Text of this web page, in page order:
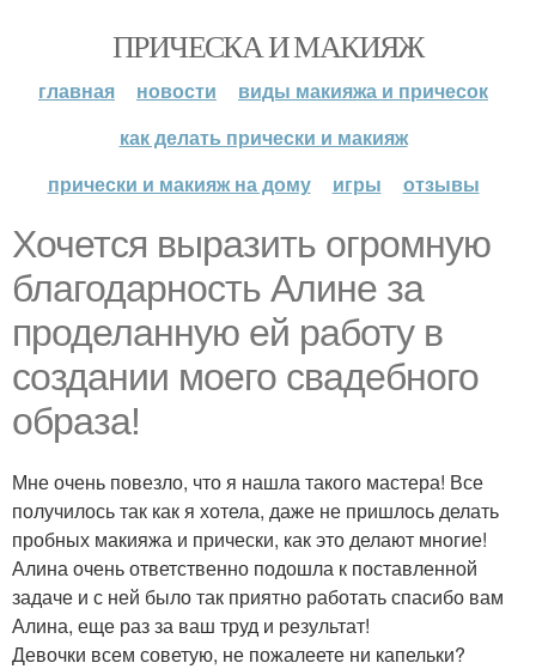
ПРИЧЕСКА И МАКИЯЖ
главная новости
виды макияжа и причесок
как делать прически и макияж
прически и макияж на дому
игры отзывы
Хочется выразить огромную
благодарность Алине за
проделанную ей работу в
создании моего свадебного
образа!
Мне очень повезло, что я нашла такого мастера! Все
получилось так как я хотела, даже не пришлось делать
пробных макияжа и прически, как это делают многие!
Алина очень ответственно подошла к поставленной
задаче и с ней было так приятно работать спасибо вам
Алина, еще раз за ваш труд и результат!
Девочки всем советую, не пожалеете ни капельки?